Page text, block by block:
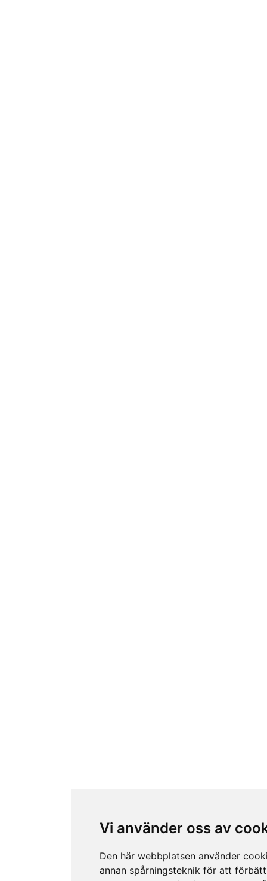
Vi använder oss av
Den här webbplatsen använder
annan spårningsteknik för att